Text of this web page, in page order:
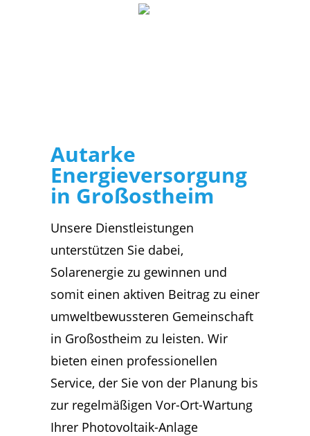
Autarke
Energieversorgung
in Großostheim
Unsere Dienstleistungen
unterstützen Sie dabei,
Solarenergie zu gewinnen und
somit einen aktiven Beitrag zu einer
umweltbewussteren Gemeinschaft
in Großostheim zu leisten. Wir
bieten einen professionellen
Service, der Sie von der Planung bis
zur regelmäßigen Vor-Ort-Wartung
Ihrer Photovoltaik-Anlage